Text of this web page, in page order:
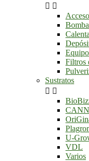
 
Filtros
Sustratos
 
U-
VDL
Varios